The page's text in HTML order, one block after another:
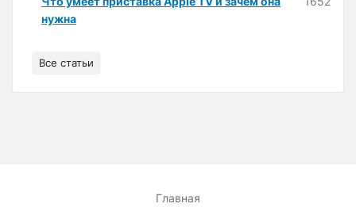
нужна
Все статьи
Главная